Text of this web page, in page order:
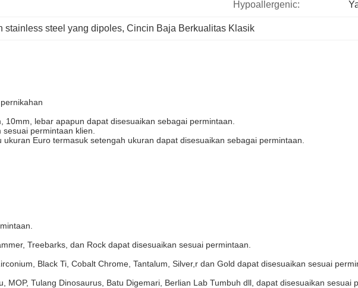
Hypoallergenic:
stainless steel yang dipoles, Cincin Baja Berkualitas Klasik
lebar apapun dapat disesuaikan sebagai permintaan.
permintaan klien.
Euro termasuk setengah ukuran dapat disesuaikan sebagai permintaan.
Treebarks, dan Rock dapat disesuaikan sesuai permintaan.
Black Ti, Cobalt Chrome, Tantalum, Silver,r dan Gold dapat disesuaikan sesuai
MOP, Tulang Dinosaurus, Batu Digemari, Berlian Lab Tumbuh dll, dapat disesuaikan sesuai